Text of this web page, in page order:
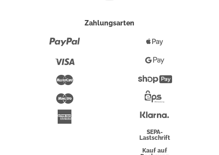
Zahlungsarten
Maestro
Pay
Google
Pay
Überweisung
SEPA-
Lastschrift
Kauf auf